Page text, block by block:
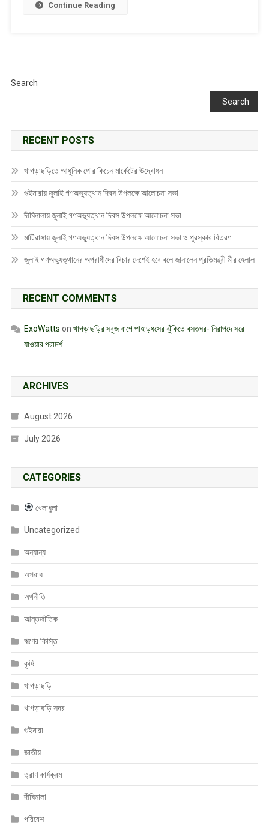
Continue Reading
Search
Search
RECENT POSTS
খাগড়াছড়িতে আধুনিক পৌর কিচেন মার্কেটের উদ্বোধন
গুইমারায় জুলাই গণঅভ্যুত্থান দিবস উপলক্ষে আলোচনা সভা
দীঘিনালায় জুলাই গণঅভ্যুত্থান দিবস উপলক্ষে আলোচনা সভা
মাটিরাঙ্গায় জুলাই গণঅভ্যুত্থান দিবস উপলক্ষে আলোচনা সভা ও পুরস্কার বিতরণ
জুলাই গণঅভ্যুত্থানের অপরাধীদের বিচার দেশেই হবে বলে জানালেন প্রতিমন্ত্রী মীর হেলাল
RECENT COMMENTS
ExoWatts on খাগড়াছড়ির সবুজ বাগে পাহাড়ধসের ঝুঁকিতে বসতঘর- নিরাপদে সরে
যাওয়ার পরামর্শ
ARCHIVES
August 2026
July 2026
CATEGORIES
খেলাধুলা
Uncategorized
অন্যান্য
অপরাধ
অর্থনীতি
আন্তর্জাতিক
ঋণের কিস্তি
কৃষি
খাগড়াছড়ি
খাগড়াছড়ি সদর
গুইমারা
জাতীয়
ত্রাণ কার্যক্রম
দীঘিনালা
পরিবেশ